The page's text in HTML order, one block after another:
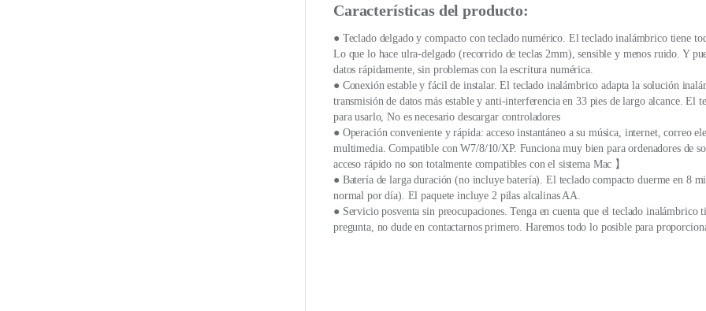
Características del producto:
● Teclado delgado y compacto con teclado numérico. El teclado inalámbrico tiene
Lo que lo hace ulra-delgado (recorrido de teclas 2mm), sensible y menos ruido. Y
datos rápidamente, sin problemas con la escritura numérica.
● Conexión estable y fácil de instalar. El teclado inalámbrico adapta la solución
transmisión de datos más estable y anti-interferencia en 33 pies de largo alcance. El
para usarlo, No es necesario descargar controladores
● Operación conveniente y rápida: acceso instantáneo a su música, internet, correo
multimedia. Compatible con W7/8/10/XP. Funciona muy bien para ordenadores de
acceso rápido no son totalmente compatibles con el sistema Mac 】
● Batería de larga duración (no incluye batería). El teclado compacto duerme en 8
normal por día). El paquete incluye 2 pilas alcalinas AA.
● Servicio posventa sin preocupaciones. Tenga en cuenta que el teclado inalámbrico
pregunta, no dude en contactarnos primero. Haremos todo lo posible para